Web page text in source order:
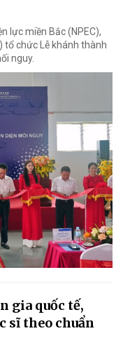
lực miền Bắc (NPEC),
tổ chức Lễ khánh thành
nguy.
gia quốc tế,
sĩ theo chuẩn